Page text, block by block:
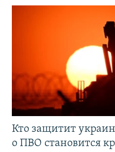
Кто защитит
о ПВО становится